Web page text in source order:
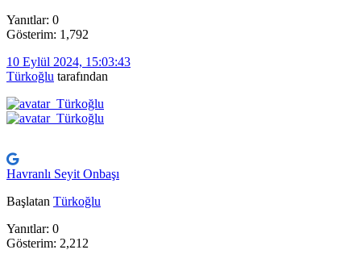
Yanıtlar: 0
Gösterim: 1,792
10 Eylül 2024, 15:03:43
Türkoğlu tarafından
Havranlı Seyit Onbaşı
Başlatan Türkoğlu
Yanıtlar: 0
Gösterim: 2,212